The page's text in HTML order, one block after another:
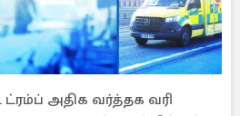
அதிக வர்த்தக வரி